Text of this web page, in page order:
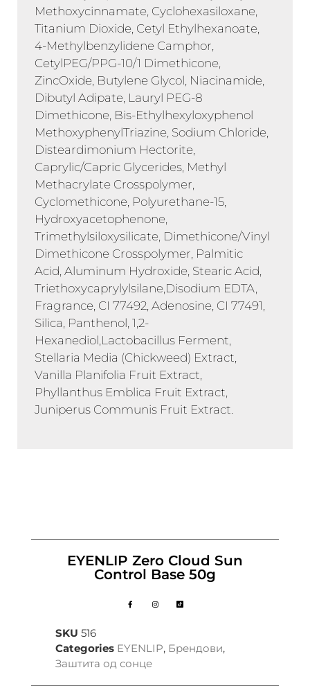
Methoxycinnamate, Cyclohexasiloxane,
Titanium Dioxide, Cetyl Ethylhexanoate,
4-Methylbenzylidene Camphor,
CetylPEG/PPG-10/1 Dimethicone,
ZincOxide, Butylene Glycol, Niacinamide,
Dibutyl Adipate, Lauryl PEG-8
Dimethicone, Bis-Ethylhexyloxyphenol
MethoxyphenylTriazine, Sodium Chloride,
Disteardimonium Hectorite,
Caprylic/Capric Glycerides, Methyl
Methacrylate Crosspolymer,
Cyclomethicone, Polyurethane-15,
Hydroxyacetophenone,
Trimethylsiloxysilicate, Dimethicone/Vinyl
Dimethicone Crosspolymer, Palmitic
Acid, Aluminum Hydroxide, Stearic Acid,
Triethoxycaprylylsilane, Disodium EDTA,
Fragrance, CI 77492, Adenosine, CI 77491,
Silica, Panthenol, 1,2-
Hexanediol,Lactobacillus Ferment,
Stellaria Media (Chickweed) Extract,
Vanilla Planifolia Fruit Extract,
Phyllanthus Emblica Fruit Extract,
Juniperus Communis Fruit Extract.
EYENLIP Zero Cloud Sun
Control Base 50g
SKU 516
Categories EYENLIP, Брендови,
Заштита од сонце